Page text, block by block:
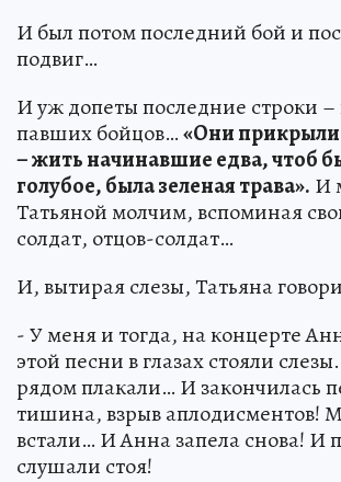
И был потом последний бой и
подвиг…
И уж допеты последние строки
павших бойцов…«Они
– жить начинавшие едва, чтоб
голубое, была зеленая трава». И
Татьяной молчим, вспоминая
солдат, отцов-солдат…
И, вытирая слезы, Татьяна
- У меня и тогда, на концерте
этой песни в глазах стояли
рядом плакали… И закончилась
тишина, взрыв аплодисментов!
встали… И Анна запела снова! И
слушали стоя!